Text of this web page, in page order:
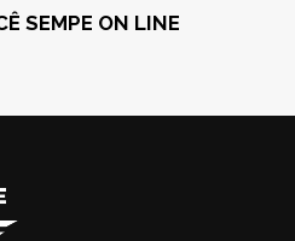
SEMPE ON LINE